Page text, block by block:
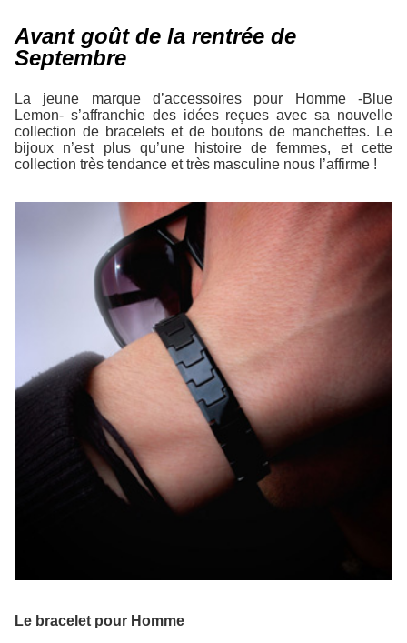
Avant goût de la rentrée de
Septembre
La jeune marque d’accessoires pour Homme -Blue
Lemon- s’affranchie des idées reçues avec sa nouvelle
collection de bracelets et de boutons de manchettes. Le
bijoux n’est plus qu’une histoire de femmes, et cette
collection très tendance et très masculine nous l’affirme !
Le bracelet pour Homme